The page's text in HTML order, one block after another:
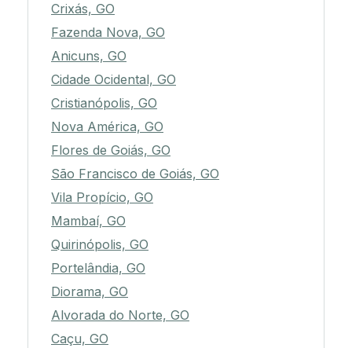
Crixás, GO
Fazenda Nova, GO
Anicuns, GO
Cidade Ocidental, GO
Cristianópolis, GO
Nova América, GO
Flores de Goiás, GO
São Francisco de Goiás, GO
Vila Propício, GO
Mambaí, GO
Quirinópolis, GO
Portelândia, GO
Diorama, GO
Alvorada do Norte, GO
Caçu, GO